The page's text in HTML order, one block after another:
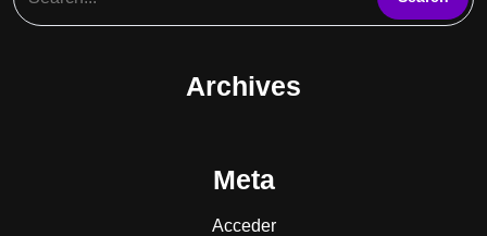
Archives
Meta
Acceder